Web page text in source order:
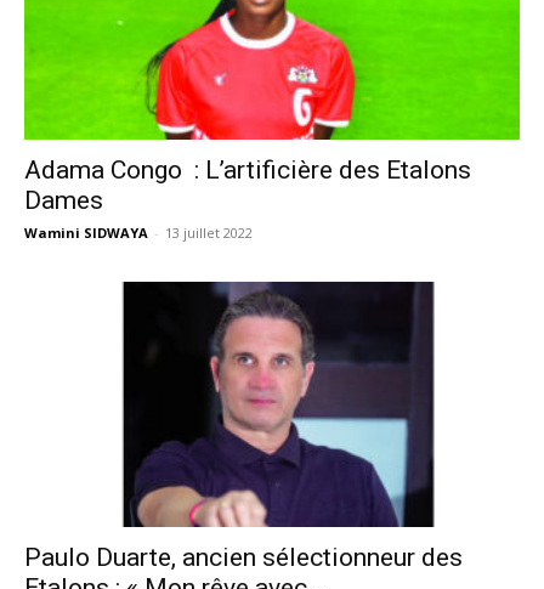
Adama Congo : L’artificière des Etalons
Dames
Wamini SIDWAYA - 13 juillet 2022
Paulo Duarte, ancien sélectionneur des